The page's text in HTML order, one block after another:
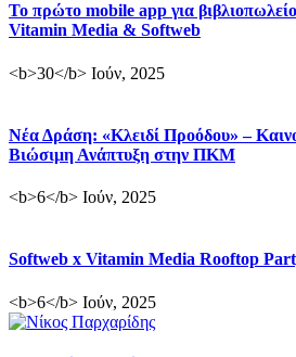
Το πρώτο mobile app για
Vitamin Media & Softweb
<b>30</b> Ιούν, 2025
Νέα Δράση: «Κλειδί Προόδου» –
Βιώσιμη Ανάπτυξη στην ΠΚΜ
<b>6</b> Ιούν, 2025
Softweb x Vitamin Media Rooftop
<b>6</b> Ιούν, 2025